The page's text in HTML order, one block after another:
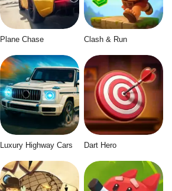
Plane Chase Clash & Run
Luxury Highway Cars Dart Hero